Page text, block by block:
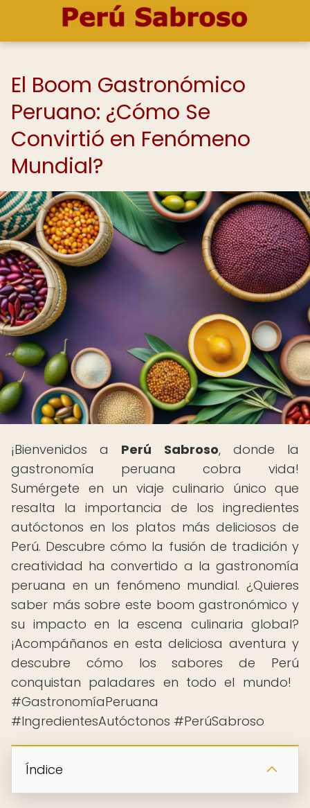
El Boom Gastronómico
Peruano: ¿Cómo Se
Convirtió en Fenómeno
Mundial?
¡Bienvenidos a Perú Sabroso, donde la
gastronomía peruana cobra vida!
Sumérgete en un viaje culinario único que
resalta la importancia de los ingredientes
autóctonos en los platos más deliciosos de
Perú. Descubre cómo la fusión de tradición y
creatividad ha convertido a la gastronomía
peruana en un fenómeno mundial. ¿Quieres
saber más sobre este boom gastronómico y
su impacto en la escena culinaria global?
¡Acompáñanos en esta deliciosa aventura y
descubre cómo los sabores de Perú
conquistan paladares en todo el mundo! ️
#GastronomíaPeruana
#IngredientesAutóctonos #PerúSabroso
Índice